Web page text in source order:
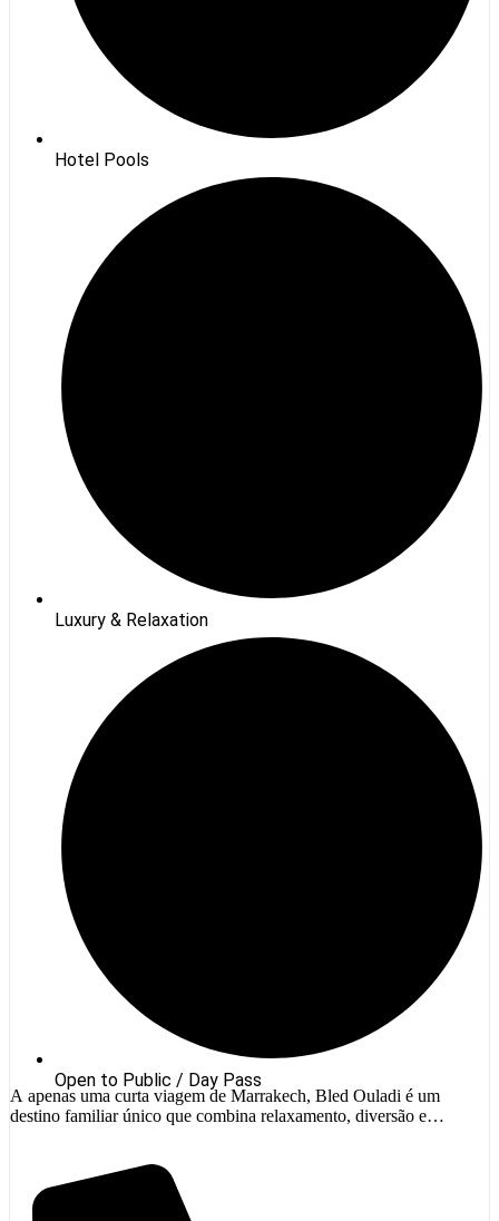
Hotel Pools
Luxury & Relaxation
Open to Public / Day Pass
A apenas uma curta viagem de Marrakech, Bled Ouladi é um
destino familiar único que combina relaxamento, diversão e
uma fazenda educativa interativa, atividades voltadas para crianças e
culinária marroquina para um dia completo de […]